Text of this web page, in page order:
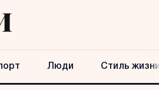
Люди Стиль жизни